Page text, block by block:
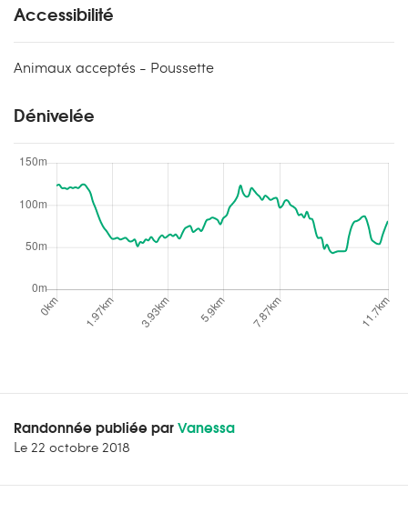
Accessibilité
Animaux acceptés - Poussette
Dénivelée
Randonnée publiée parVanessa
Le 22 octobre 2018